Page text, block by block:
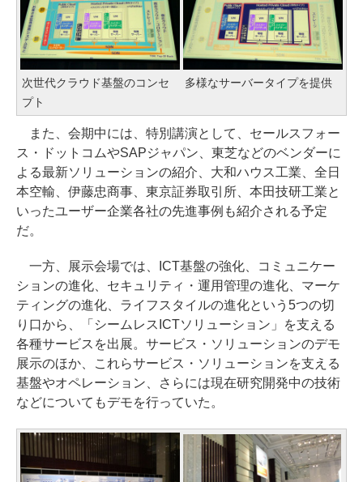
次世代クラウド基盤のコンセ
プト
多様なサーバータイプを提供
また、会期中には、特別講演として、セールスフォー
ス・ドットコムやSAPジャパン、東芝などのベンダーに
よる最新ソリューションの紹介、大和ハウス工業、全日
本空輸、伊藤忠商事、東京証券取引所、本田技研工業と
いったユーザー企業各社の先進事例も紹介される予定
だ。
一方、展示会場では、ICT基盤の強化、コミュニケー
ションの進化、セキュリティ・運用管理の進化、マーケ
ティングの進化、ライフスタイルの進化という5つの切
り口から、「シームレスICTソリューション」を支える
各種サービスを出展。サービス・ソリューションのデモ
展示のほか、これらサービス・ソリューションを支える
基盤やオペレーション、さらには現在研究開発中の技術
などについてもデモを行っていた。